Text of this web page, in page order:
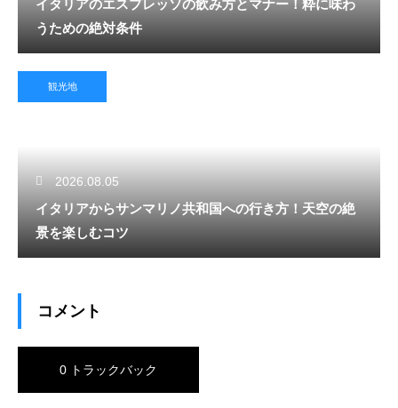
イタリアのエスプレッソの飲み方とマナー！粋に味わ
うための絶対条件
観光地
2026.08.05
イタリアからサンマリノ共和国への行き方！天空の絶
景を楽しむコツ
コメント
0 トラックバック